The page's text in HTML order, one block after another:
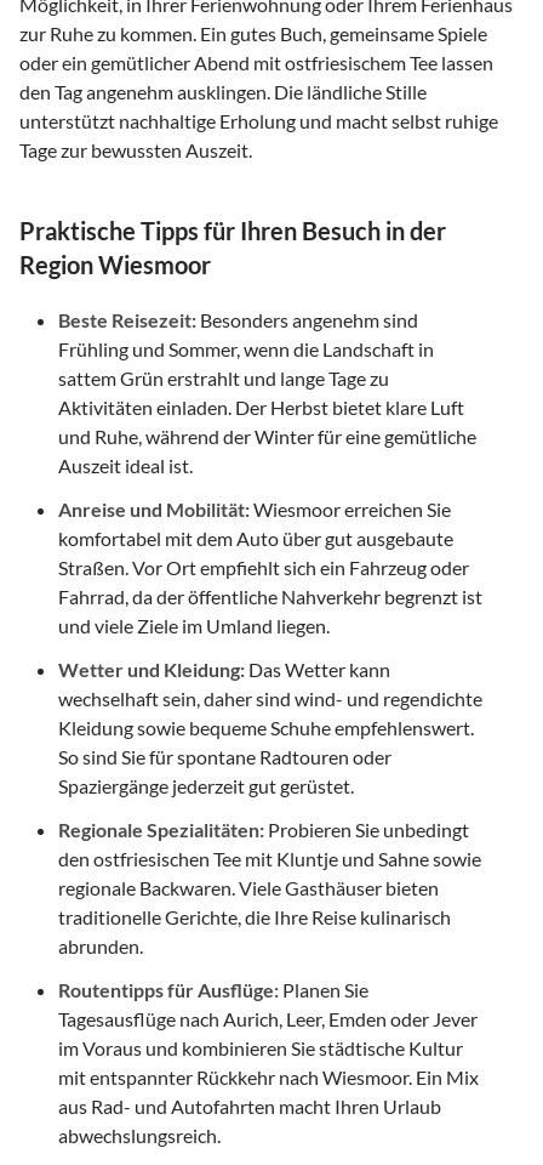
zur Ruhe zu kommen. Ein gutes Buch, gemeinsame Spiele
oder ein gemütlicher Abend mit ostfriesischem Tee lassen
den Tag angenehm ausklingen. Die ländliche Stille
unterstützt nachhaltige Erholung und macht selbst ruhige
Tage zur bewussten Auszeit.
Praktische Tipps für Ihren Besuch in der
Region Wiesmoor
Beste Reisezeit: Besonders angenehm sind
Frühling und Sommer, wenn die Landschaft in
sattem Grün erstrahlt und lange Tage zu
Aktivitäten einladen. Der Herbst bietet klare Luft
und Ruhe, während der Winter für eine gemütliche
Auszeit ideal ist.
Anreise und Mobilität:Wiesmoor erreichen Sie
komfortabel mit dem Auto über gut ausgebaute
Straßen. Vor Ort empfiehlt sich ein Fahrzeug oder
Fahrrad, da der öffentliche Nahverkehr begrenzt ist
und viele Ziele im Umland liegen.
Wetter und Kleidung: Das Wetter kann
wechselhaft sein, daher sind wind- und regendichte
Kleidung sowie bequeme Schuhe empfehlenswert.
So sind Sie für spontane Radtouren oder
Spaziergänge jederzeit gut gerüstet.
Regionale Spezialitäten: Probieren Sie unbedingt
den ostfriesischen Tee mit Kluntje und Sahne sowie
regionale Backwaren. Viele Gasthäuser bieten
traditionelle Gerichte, die Ihre Reise kulinarisch
abrunden.
Routentipps für Ausflüge: Planen Sie
Tagesausflüge nach Aurich, Leer, Emden oder Jever
im Voraus und kombinieren Sie städtische Kultur
mit entspannter Rückkehr nach Wiesmoor. Ein Mix
aus Rad- und Autofahrten macht Ihren Urlaub
abwechslungsreich.